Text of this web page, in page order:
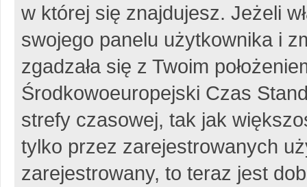
w której się znajdujesz. Jeżeli
swojego panelu użytkownika i
zgadzała się z Twoim
Środkowoeuropejski Czas
strefy czasowej, tak jak
tylko przez zarejestrowanych
zarejestrowany, to teraz jest